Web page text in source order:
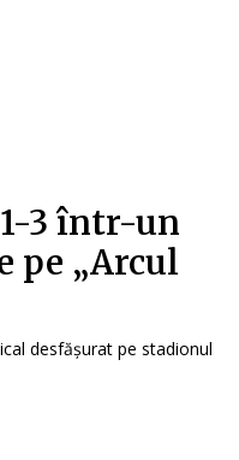
3 într-un
pe „Arcul
desfășurat pe stadionul